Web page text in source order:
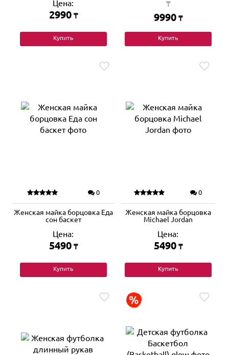
Цена:
2990 ₸
Купить
₸
9990 ₸
Купить
0
Женская майка борцовка Еда
сон баскет
Цена:
5490 ₸
Купить
0
Женская майка борцовка
Michael Jordan
Цена:
5490 ₸
Купить